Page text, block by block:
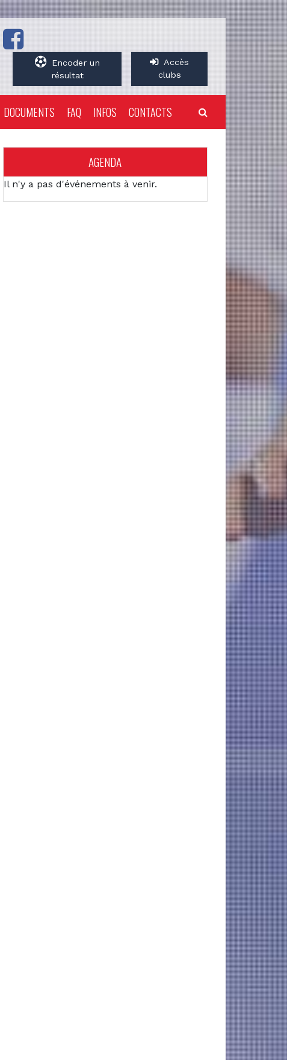
Encoder un
résultat
Accès
clubs
DOCUMENTS FAQ INFOS CONTACTS
AGENDA
Il n'y a pas d'événements à venir.